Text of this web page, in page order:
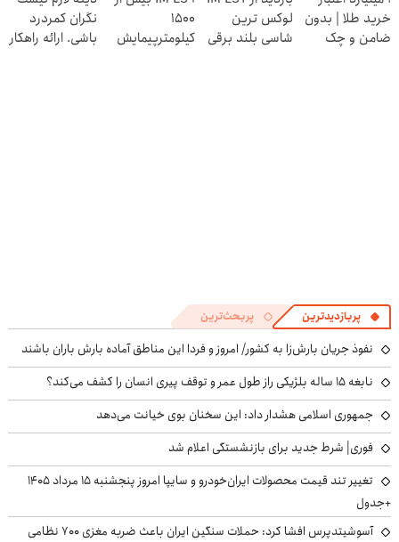
خرید طلا | بدون
ضامن و چک
لوکس ترین
شاسی بلند برقی
1500
کیلومترپیمایش
نگران کمردرد
باشی. ارائه راهکار
پربازدیدترین پربحث‌ترین
نفوذ جریان بارش‌زا به کشور/ امروز و فردا این مناطق آماده بارش باران باشند
نابغه ۱۵ ساله بلژیکی راز طول عمر و توقف پیری انسان را کشف می‌کند؟
جمهوری اسلامی هشدار داد: این سخنان بوی خیانت می‌دهد
فوری| شرط جدید برای بازنشستگی اعلام شد
تغییر تند قیمت محصولات ایران‌خودرو و سایپا امروز پنجشنبه ۱۵ مرداد ۱۴۰۵
+جدول
آسوشیتدپرس افشا کرد: حملات سنگین ایران باعث ضربه مغزی ۷۰۰ نظامی